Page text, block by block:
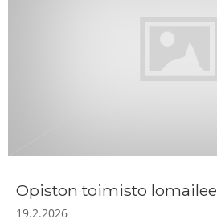
Opiston toimisto lomailee
19.2.2026